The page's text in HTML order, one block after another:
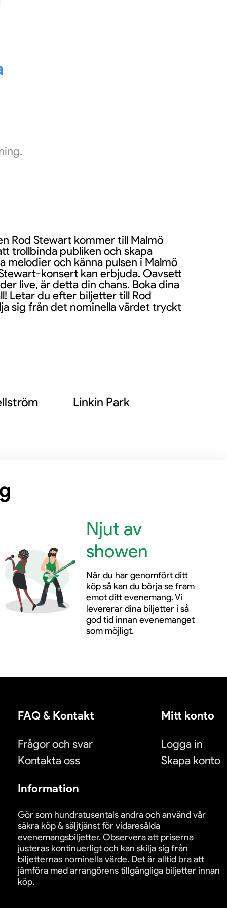
Rod Stewart kommer till Malmö
trollbinda publiken och skapa
melodier och känna pulsen i Malmö
konsert kan erbjuda. Oavsett
live, är detta din chans. Boka dina
Letar du efter biljetter till Rod
sig från det nominella värdet tryckt
Linkin Park
Njut av
showen
När du har genomfört ditt
köp så kan du börja se fram
emot ditt evenemang. Vi
levererar dina biljetter i så
god tid innan evenemanget
som möjligt.
FAQ & Kontakt
Frågor och svar
Kontakta oss
Mitt konto
Logga in
Skapa konto
Information
Gör som hundratusentals andra och använd vår
säkra köp & säljtjänst för vidaresålda
evenemangsbiljetter. Observera att priserna
justeras kontinuerligt och kan skilja sig från
biljetternas nominella värde. Det är alltid bra att
jämföra med arrangörens tillgängliga biljetter innan
köp.